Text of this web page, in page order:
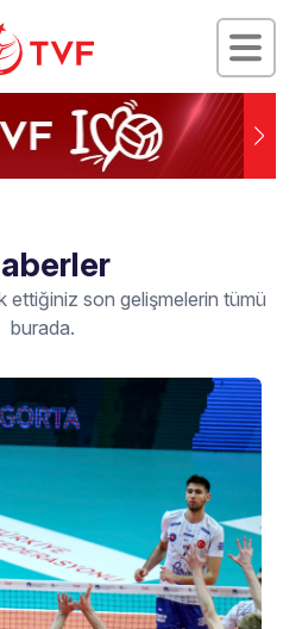
ettiğiniz son gelişmelerin tümü
burada.